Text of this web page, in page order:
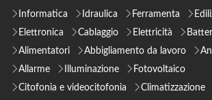
Informatica Idraulica Ferramenta
Elettronica
Cablaggio Elettricità
Alimentatori
Abbigliamento da lavoro
Allarme
Illuminazione
Fotovoltaico
Citofonia e videocitofonia
Climatizzazione